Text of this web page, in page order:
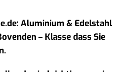
Aluminium & Edelstahl
– Klasse dass Sie